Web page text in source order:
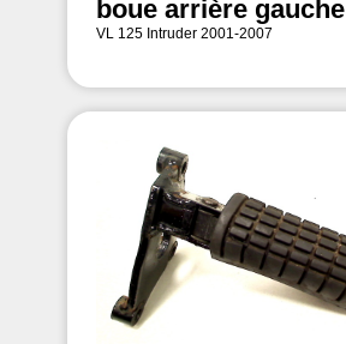
boue arrière gauche
VL 125 Intruder 2001-2007